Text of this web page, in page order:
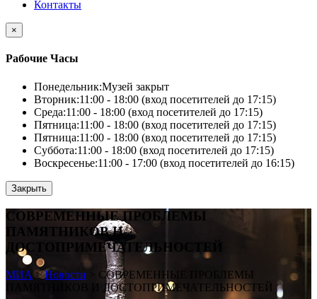
Контакты
×
Рабочие Часы
Понедельник:Музей закрыт
Вторник:11:00 - 18:00 (вход посетителей до 17:15)
Среда:11:00 - 18:00 (вход посетителей до 17:15)
Пятница:11:00 - 18:00 (вход посетителей до 17:15)
Пятница:11:00 - 18:00 (вход посетителей до 17:15)
Суббота:11:00 - 18:00 (вход посетителей до 17:15)
Воскресенье:11:00 - 17:00 (вход посетителей до 16:15)
Закрыть
СОВРЕМЕННЫЕ ПРОБЛЕМЫ
ПАМЯТНИКОВ И
ДОСТОПРИМЕЧАТЕЛЬНОСТЕЙ
МИА >Новости
СОВРЕМЕННЫЕ ПРОБЛЕМЫ
ПАМЯТНИКОВ И ДОСТОПРИМЕЧАТЕЛЬНОСТЕЙ